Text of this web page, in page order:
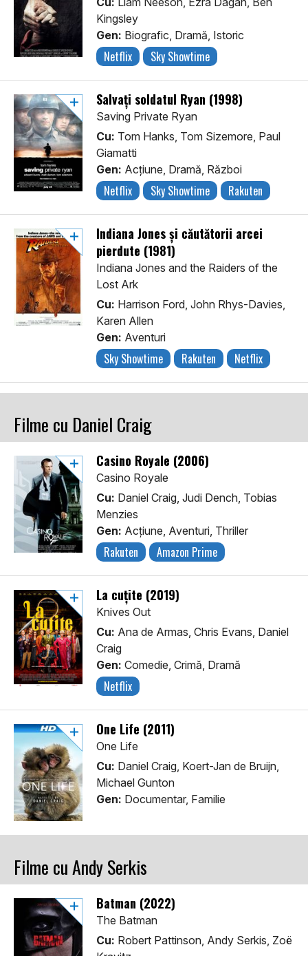
Kingsley
Gen: Biografic, Dramă, Istoric
Netflix Sky Showtime
Salvați soldatul Ryan (1998)
Saving Private Ryan
Cu: Tom Hanks, Tom Sizemore, Paul
Giamatti
Gen: Acţiune, Dramă, Război
Netflix Sky Showtime Rakuten
Indiana Jones și căutătorii arcei
pierdute (1981)
Indiana Jones and the Raiders of the
Lost Ark
Cu: Harrison Ford, John Rhys-Davies,
Karen Allen
Gen: Aventuri
Sky Showtime Rakuten Netflix
Filme cu Daniel Craig
Casino Royale (2006)
Casino Royale
Cu: Daniel Craig, Judi Dench, Tobias
Menzies
Gen: Acţiune, Aventuri, Thriller
Rakuten Amazon Prime
La cuțite (2019)
Knives Out
Cu: Ana de Armas, Chris Evans, Daniel
Craig
Gen: Comedie, Crimă, Dramă
Netflix
One Life (2011)
One Life
Cu: Daniel Craig, Koert-Jan de Bruijn,
Michael Gunton
Gen: Documentar, Familie
Filme cu Andy Serkis
Batman (2022)
The Batman
Cu: Robert Pattinson, Andy Serkis, Zoë